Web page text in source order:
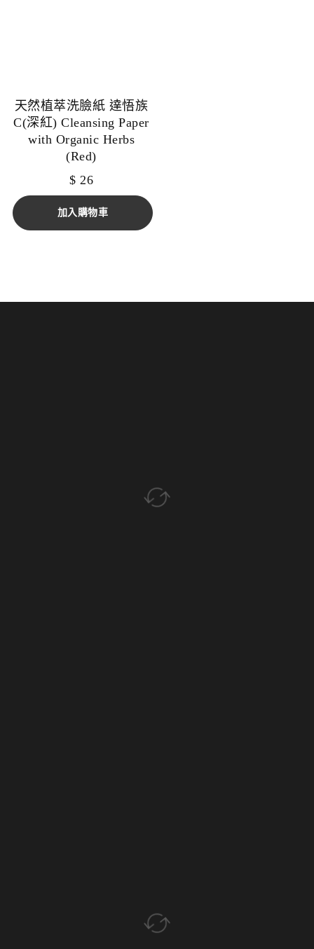
天然植萃洗臉紙 達悟族
C(深紅) Cleansing Paper
with Organic Herbs
(Red)
$ 26
加入購物車